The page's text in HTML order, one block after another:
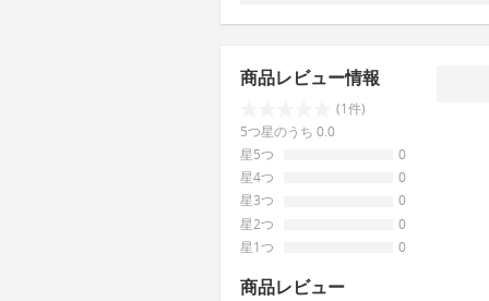
商品レビュー情報
(1件)
5つ星のうち 0.0
星5つ
0
星4つ
0
星3つ
0
星2つ
0
星1つ
0
商品レビュー